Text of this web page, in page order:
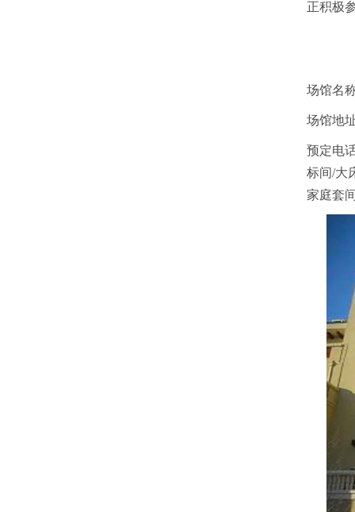
正积极
场馆名
场馆地
预定电
标间/大
家庭套